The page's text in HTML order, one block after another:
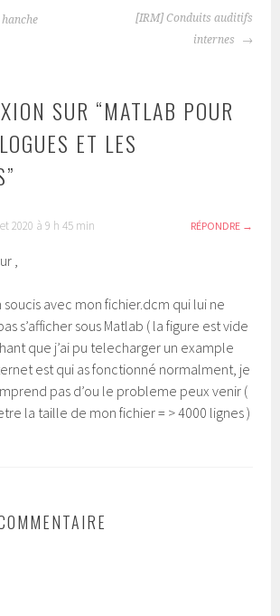
[IRM] Conduits auditifs
internes
SUR “MATLAB POUR
ET LES
”
2020 à 9 h 45 min RÉPONDRE
,
soucis avec mon fichier.dcm qui lui ne
s’afficher sous Matlab ( la figure est vide
que j’ai pu telecharger un example
est qui as fonctionné normalment, je
pas d’ou le probleme peux venir (
la taille de mon fichier = > 4000 lignes )